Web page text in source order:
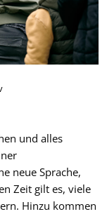
und alles
neue Sprache,
Zeit gilt es, viele
Hinzu kommen